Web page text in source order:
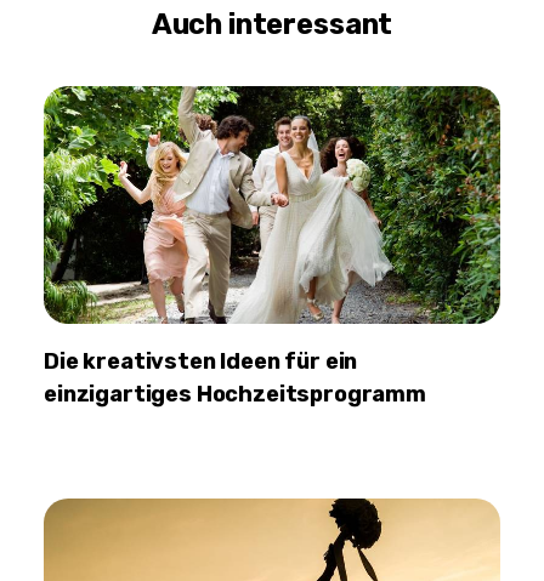
Auch interessant
Die kreativsten Ideen für ein
einzigartiges Hochzeitsprogramm